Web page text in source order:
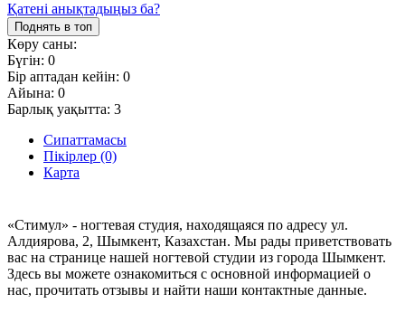
Қатені анықтадыңыз ба?
Поднять в топ
Көру саны:
Бүгін: 0
Бір аптадан кейін: 0
Айына: 0
Барлық уақытта: 3
Сипаттамасы
Пікірлер (0)
Карта
«Стимул» - ногтевая студия, находящаяся по адресу ул.
Алдиярова, 2, Шымкент, Казахстан. Мы рады приветствовать
вас на странице нашей ногтевой студии из города Шымкент.
Здесь вы можете ознакомиться с основной информацией о
нас, прочитать отзывы и найти наши контактные данные.